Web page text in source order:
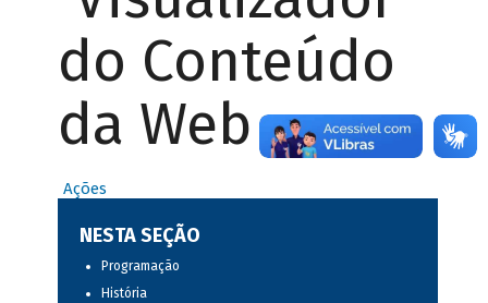
do Conteúdo
da Web
Ações
NESTA SEÇÃO
Programação
História